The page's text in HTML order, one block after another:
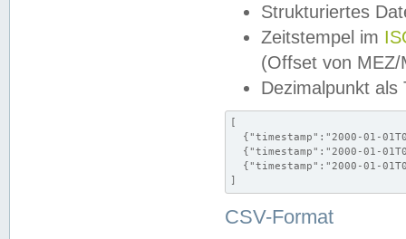
Strukturiertes
Zeitstempel im
(Offset von MEZ/
Dezimalpunkt als
[
{"timestamp":"2000-01-
{"timestamp":"2000-01-
{"timestamp":"2000-01-
]
CSV-Format